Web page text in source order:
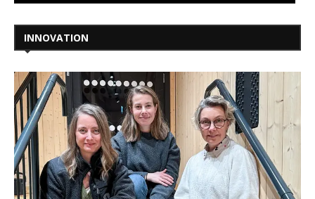
INNOVATION